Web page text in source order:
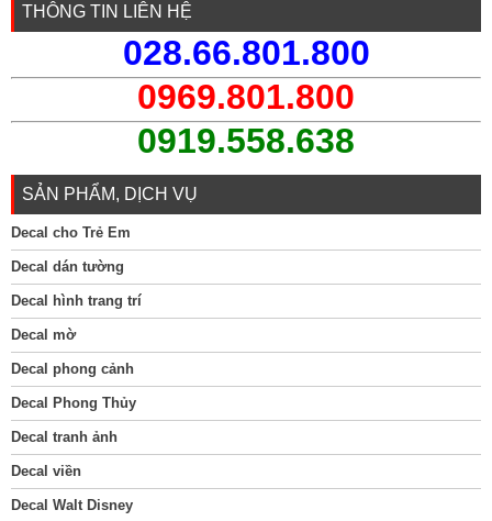
THÔNG TIN LIÊN HỆ
028.66.801.800
0969.801.800
0919.558.638
SẢN PHẨM, DỊCH VỤ
Decal cho Trẻ Em
Decal dán tường
Decal hình trang trí
Decal mờ
Decal phong cảnh
Decal Phong Thủy
Decal tranh ảnh
Decal viền
Decal Walt Disney